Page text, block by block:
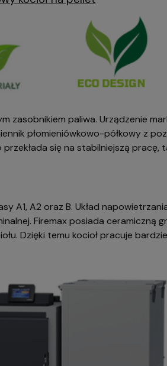
zasobnikiem paliwa. Urządzenie
płomieniówkowo-półkowy z
się na stabilniejszą pracę,
A1, A2 oraz B. Układ
Firemax posiada ceramiczną
Dzięki temu kocioł pracuje